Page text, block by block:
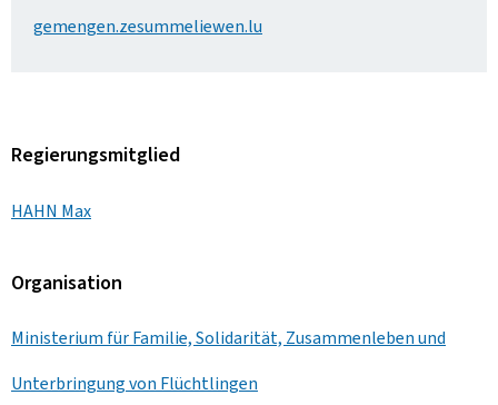
gemengen.zesummeliewen.lu
Regierungsmitglied
HAHN Max
Organisation
Ministerium für Familie, Solidarität, Zusammenleben und
Unterbringung von Flüchtlingen